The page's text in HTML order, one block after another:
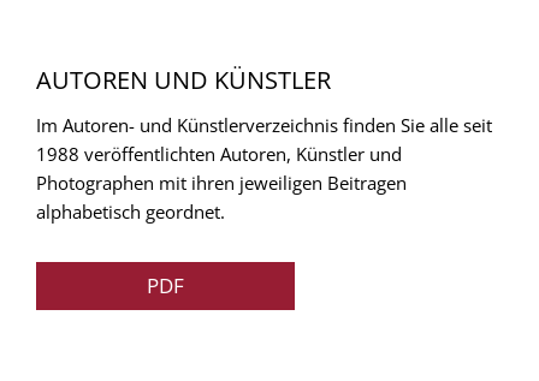
AUTOREN UND KÜNSTLER
Im Autoren- und Künstlerverzeichnis finden Sie alle seit
1988 veröffentlichten Autoren, Künstler und
Photographen mit ihren jeweiligen Beitragen
alphabetisch geordnet.
PDF